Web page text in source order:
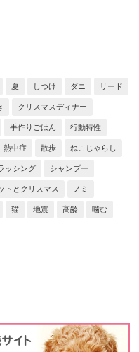
夏 しつけ ダニ リード
クリスマスディナー
手作りごはん 行動特性
熱中症 散歩 ねこじゃらし
ッシング シャンプー
トとクリスマス ノミ
猫 地震 高齢 噛む